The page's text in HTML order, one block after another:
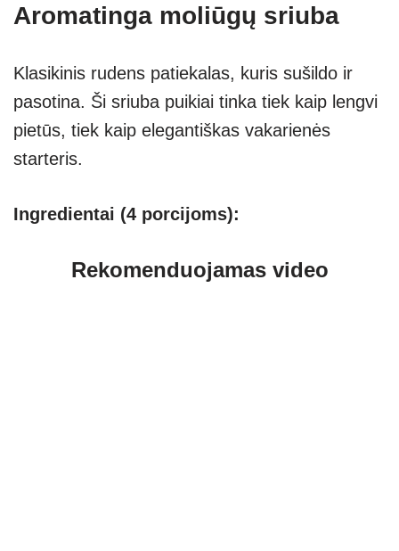
Aromatinga moliūgų sriuba
Klasikinis rudens patiekalas, kuris sušildo ir
pasotina. Ši sriuba puikiai tinka tiek kaip lengvi
pietūs, tiek kaip elegantiškas vakarienės
starteris.
Ingredientai (4 porcijoms):
Rekomenduojamas video